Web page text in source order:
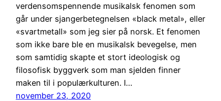
verdensomspennende musikalsk fenomen som
går under sjangerbetegnelsen «black metal», eller
«svartmetall» som jeg sier på norsk. Et fenomen
som ikke bare ble en musikalsk bevegelse, men
som samtidig skapte et stort ideologisk og
filosofisk byggverk som man sjelden finner
maken til i populærkulturen. I…
november 23, 2020